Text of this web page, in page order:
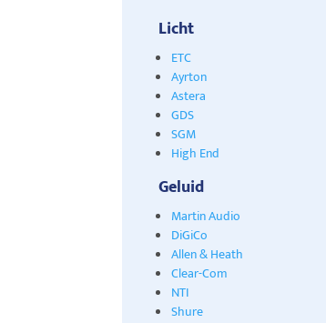
Licht
ETC
Ayrton
Astera
GDS
SGM
High End
Geluid
Martin Audio
DiGiCo
Allen & Heath
Clear-Com
NTI
Shure